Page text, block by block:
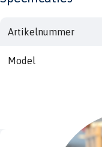
Artikelnummer
Model